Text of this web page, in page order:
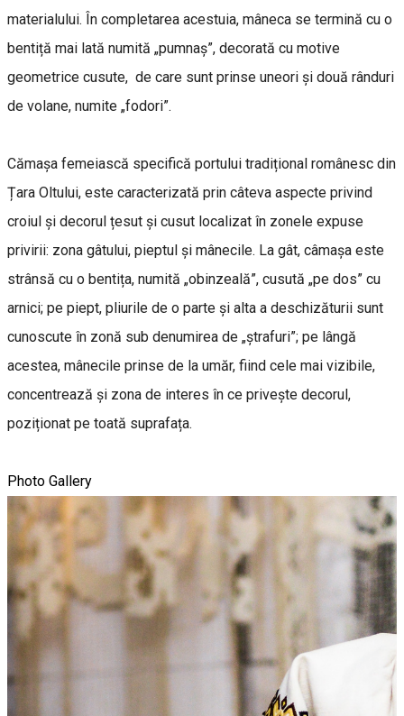
materialului. În completarea acestuia, mâneca se termină cu o
bentiță mai lată numită „pumnaș”, decorată cu motive
geometrice cusute, de care sunt prinse uneori și două rânduri
de volane, numite „fodori”.
Cămașa femeiască specifică portului tradițional românesc din
Țara Oltului, este caracterizată prin câteva aspecte privind
croiul și decorul țesut și cusut localizat în zonele expuse
privirii: zona gâtului, pieptul și mânecile. La gât, câmașa este
strânsă cu o bentița, numită „obinzeală”, cusută „pe dos” cu
arnici; pe piept, pliurile de o parte și alta a deschizăturii sunt
cunoscute în zonă sub denumirea de „ștrafuri”; pe lângă
acestea, mânecile prinse de la umăr, fiind cele mai vizibile,
concentrează și zona de interes în ce privește decorul,
poziționat pe toată suprafața.
Photo Gallery